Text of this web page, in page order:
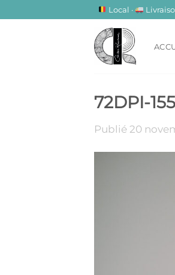
au
Local ·
72DPI-155
Publié 20